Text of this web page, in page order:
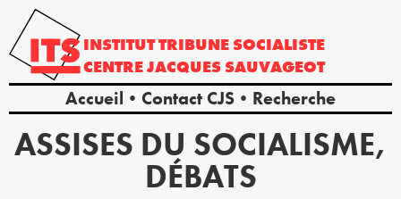
INSTITUTTRIBUNE SOCIALISTE
CENTREJACQUES SAUVAGEOT
Accueil Contact CJS Recherche
ASSISES DU SOCIALISME,
DÉBATS